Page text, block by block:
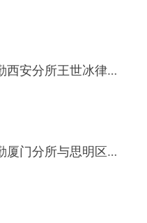
海勤动态 | 海勤西安分所王世冰律师受邀央广网解读充电桩扫码乱象
海勤动态 | 海勤厦门分所与思明区总工会签署法律服务合作协议，聚力法治护航职工，共建和谐劳动关系